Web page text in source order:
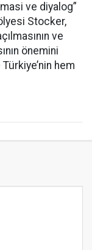
ve diyalog”
Stocker,
ve
önemini
hem